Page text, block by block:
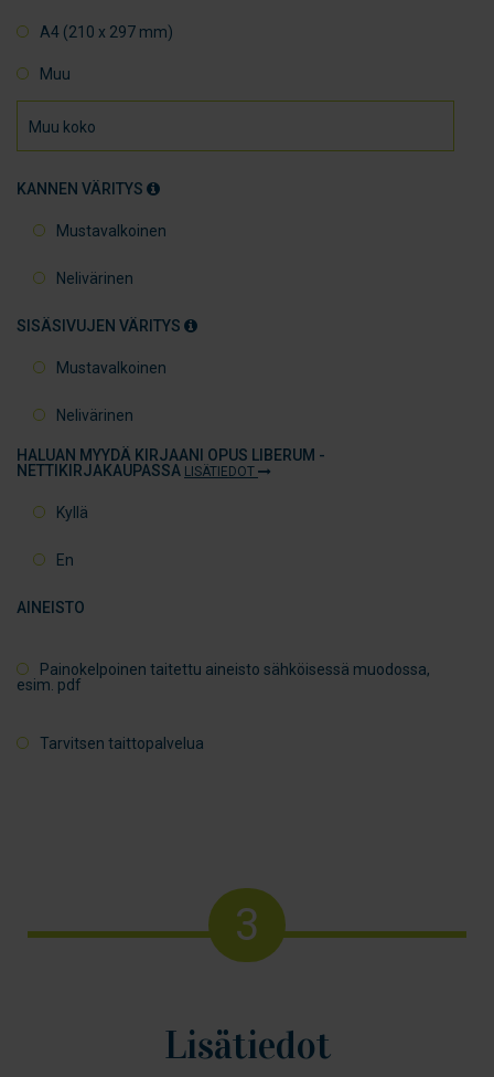
A4 (210 x 297 mm)
Muu
KANNEN VÄRITYS
Mustavalkoinen
Nelivärinen
SISÄSIVUJEN VÄRITYS
Mustavalkoinen
Nelivärinen
HALUAN MYYDÄ KIRJAANI OPUS LIBERUM -
NETTIKIRJAKAUPASSA LISÄTIEDOT
Kyllä
En
AINEISTO
Painokelpoinen taitettu aineisto sähköisessä muodossa,
esim. pdf
Tarvitsen taittopalvelua
3
Lisätiedot